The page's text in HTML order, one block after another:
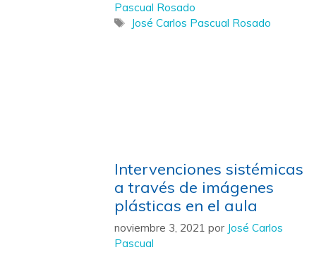
Pascual Rosado
Etiquetas
José Carlos Pascual Rosado
Intervenciones sistémicas
a través de imágenes
plásticas en el aula
noviembre 3, 2021 por José Carlos
Pascual